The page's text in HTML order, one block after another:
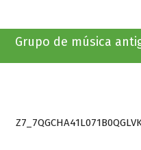
Grupo de música